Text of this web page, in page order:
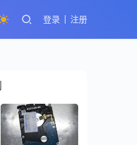
登录 注册